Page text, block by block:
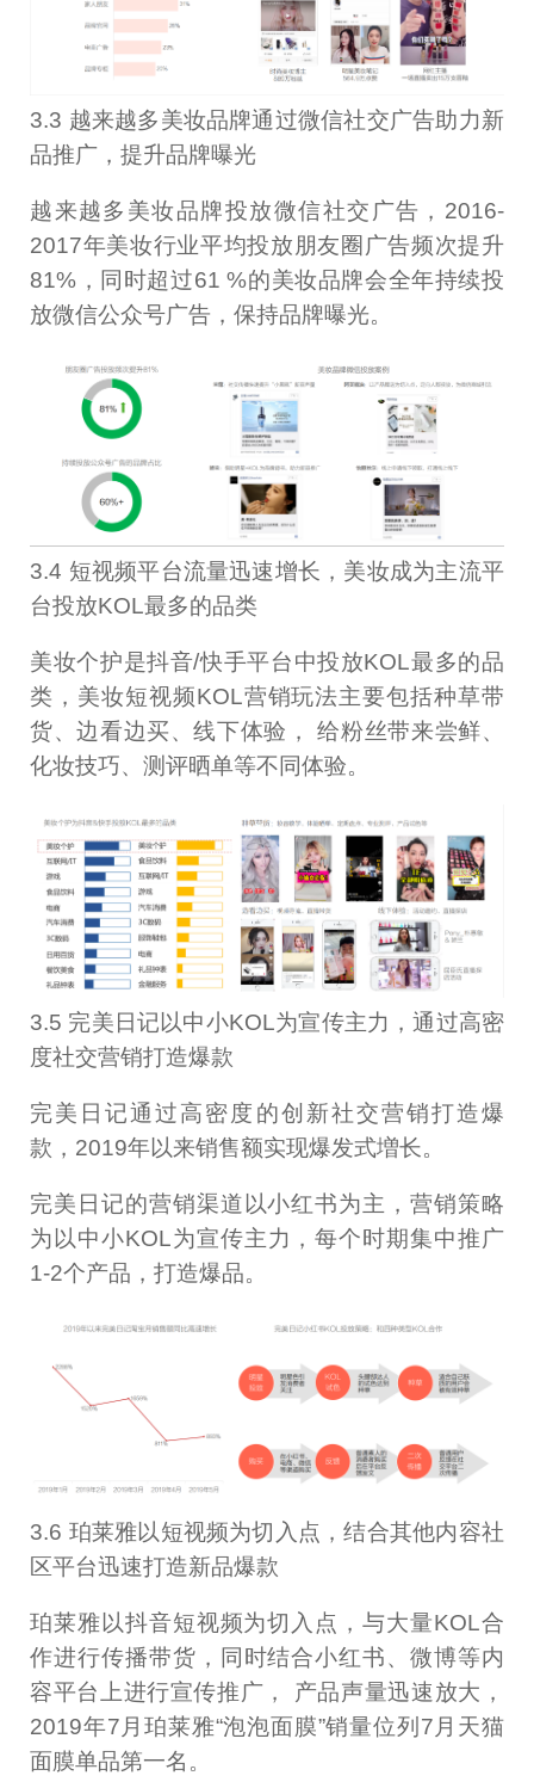
3.3 越来越多美妆品牌通过微信社交广告助力新
品推广，提升品牌曝光
越来越多美妆品牌投放微信社交广告，2016-
2017年美妆行业平均投放朋友圈广告频次提升
81%，同时超过61 %的美妆品牌会全年持续投
放微信公众号广告，保持品牌曝光。
3.4 短视频平台流量迅速增长，美妆成为主流平
台投放KOL最多的品类
美妆个护是抖音/快手平台中投放KOL最多的品
类，美妆短视频KOL营销玩法主要包括种草带
货、边看边买、线下体验， 给粉丝带来尝鲜、
化妆技巧、测评晒单等不同体验。
3.5 完美日记以中小KOL为宣传主力，通过高密
度社交营销打造爆款
完美日记通过高密度的创新社交营销打造爆
款，2019年以来销售额实现爆发式増长。
完美日记的营销渠道以小红书为主，营销策略
为以中小KOL为宣传主力，每个时期集中推广
1-2个产品，打造爆品。
3.6 珀莱雅以短视频为切入点，结合其他内容社
区平台迅速打造新品爆款
珀莱雅以抖音短视频为切入点，与大量KOL合
作进行传播带货，同时结合小红书、微博等内
容平台上进行宣传推广， 产品声量迅速放大，
2019年7月珀莱雅“泡泡面膜”销量位列7月天猫
面膜单品第一名。